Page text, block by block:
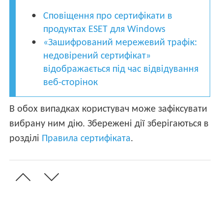
Сповіщення про сертифікати в
продуктах ESET для Windows
«Зашифрований мережевий трафік:
недовірений сертифікат»
відображається під час відвідування
веб-сторінок
В обох випадках користувач може зафіксувати
вибрану ним дію. Збережені дії зберігаються в
розділі Правила сертифіката.